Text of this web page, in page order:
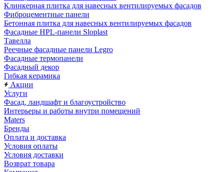
Клинкерная плитка для навесных вентилируемых фасадов
Фиброцементные панели
Бетонная плитка для навесных вентилируемых фасадов
Фасадные HPL-панели Sloplast
Тавелла
Реечные фасадные панели Legro
Фасадные термопанели
Фасадный декор
Гибкая керамика
Акции
Услуги
Фасад, ландшафт и благоустройство
Интерьеры и работы внутри помещений
Maters
Бренды
Оплата и доставка
Условия оплаты
Условия доставки
Возврат товара